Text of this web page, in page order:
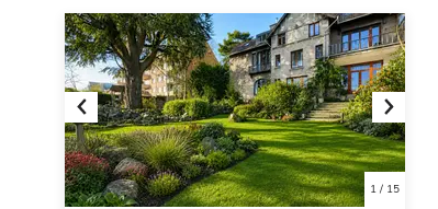
Previous Next
1/ 15